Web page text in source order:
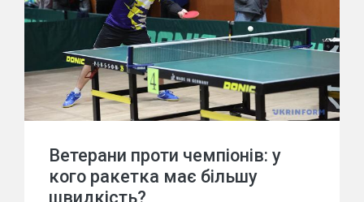
Ветерани проти чемпіонів: у
кого ракетка має більшу
швидкість?